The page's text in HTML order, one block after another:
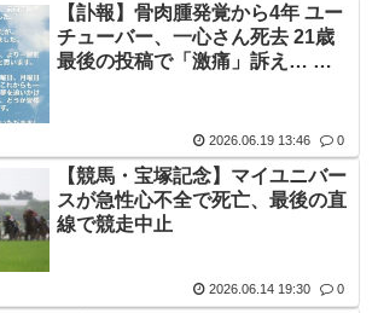
【訃報】骨肉腫発覚から4年 ユー
チューバー、一心さん死去 21歳
最後の投稿で「激痛」訴え… 著
2026.06.19 13:46 0
【競馬・宝塚記念】マイユニバー
スが急性心不全で死亡、最後の直
線で競走中止
2026.06.14 19:30 0